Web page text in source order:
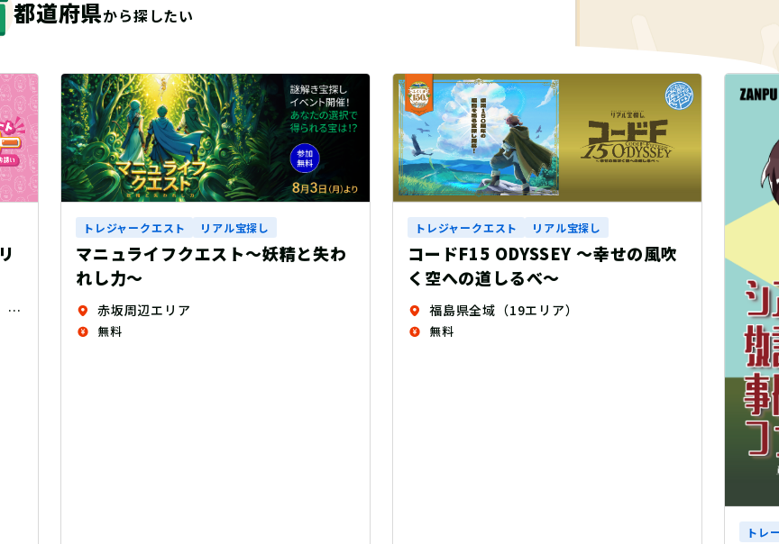
都道府県から探したい
トレジャークエスト リアル宝探し
コードF15 ODYSSEY ～幸せの風吹
く空への道しるべ～
福島県全域（19エリア）
無料
トレ
音
繭
自